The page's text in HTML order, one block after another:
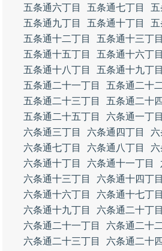
五条通六丁目
五条通七丁目
五
五条通九丁目
五条通十丁目
五条通十二丁目
五条通十三丁目
五条通十五丁目
五条通十六丁目
五条通十八丁目
五条通十九丁目
五条通二十一丁目
五条通二十
五条通二十三丁目
五条通二十
五条通二十五丁目
六条通一丁目
六条通三丁目
六条通四丁目
六
六条通七丁目
六条通八丁目
六
六条通十丁目
六条通十一丁目
六条通十三丁目
六条通十四丁目
六条通十六丁目
六条通十七丁目
六条通十九丁目
六条通二十丁目
六条通二十一丁目
六条通二十
六条通二十三丁目
六条通二十